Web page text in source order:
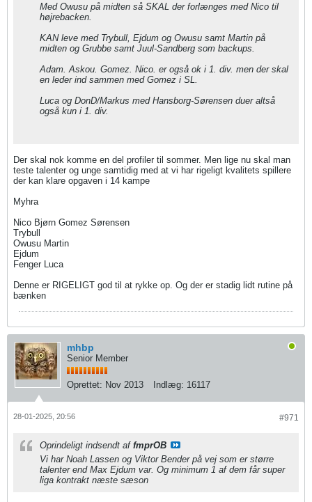
Med Owusu på midten så SKAL der forlænges med Nico til
højrebacken.
KAN leve med Trybull, Ejdum og Owusu samt Martin på
midten og Grubbe samt Juul-Sandberg som backups.
Adam. Askou. Gomez. Nico. er også ok i 1. div. men der skal
en leder ind sammen med Gomez i SL.
Luca og DonD/Markus med Hansborg-Sørensen duer altså
også kun i 1. div.
Der skal nok komme en del profiler til sommer. Men lige nu skal man
teste talenter og unge samtidig med at vi har rigeligt kvalitets spillere
der kan klare opgaven i 14 kampe
Myhra
Nico Bjørn Gomez Sørensen
Trybull
Owusu Martin
Ejdum
Fenger Luca
Denne er RIGELIGT god til at rykke op. Og der er stadig lidt rutine på
bænken
mhbp
Senior Member
Oprettet: Nov 2013 Indlæg: 16117
#971
28-01-2025, 20:56
Oprindeligt indsendt af fmprOB
Vi har Noah Lassen og Viktor Bender på vej som er større
talenter end Max Ejdum var. Og minimum 1 af dem får super
liga kontrakt næste sæson